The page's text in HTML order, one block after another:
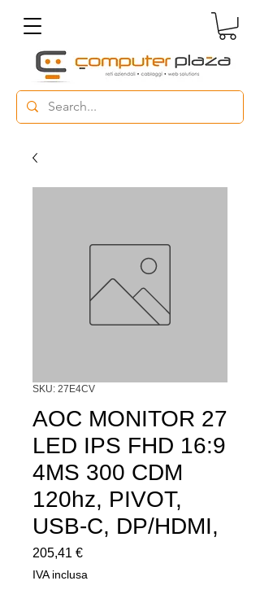
SKU: 27E4CV
AOC MONITOR 27
LED IPS FHD 16:9
4MS 300 CDM
120hz, PIVOT,
USB-C, DP/HDMI,
205,41 €Prezzo
IVA inclusa